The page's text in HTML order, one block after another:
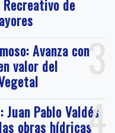
de
3
Avanza con
valor del
4
Pablo Valdés
obras hídricas